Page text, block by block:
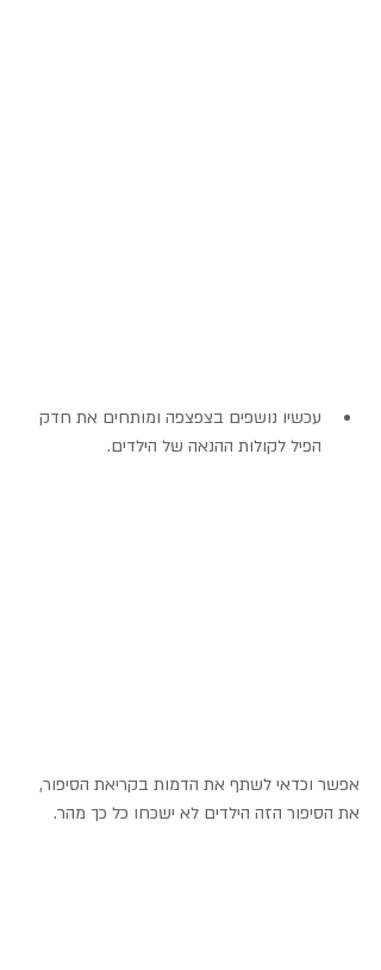
עכשיו נושפים בצפצפה ומותחים את חדק
הפיל לקולות ההנאה של הילדים.
אפשר וכדאי לשתף את הדמות בקריאת הסיפור,
את הסיפור הזה הילדים לא ישכחו כל כך מהר.